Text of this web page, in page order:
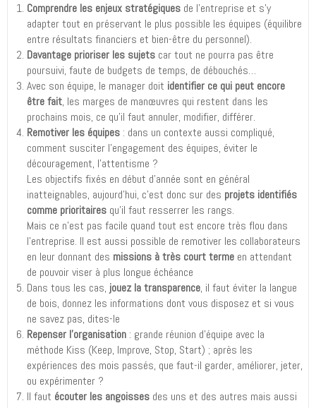
Comprendre les enjeux stratégiques de l’entreprise et s’y
adapter tout en préservant le plus possible les équipes (équilibre
entre résultats financiers et bien-être du personnel).
Davantage prioriser les sujets car tout ne pourra pas être
poursuivi, faute de budgets de temps, de débouchés…
Avec son équipe, le manager doit identifier ce qui peut encore
être fait, les marges de manœuvres qui restent dans les
prochains mois, ce qu’il faut annuler, modifier, différer.
Remotiver les équipes : dans un contexte aussi compliqué,
comment susciter l’engagement des équipes, éviter le
découragement, l’attentisme ?
Les objectifs fixés en début d’année sont en général
inatteignables, aujourd’hui, c’est donc sur des projets identifiés
comme prioritaires qu’il faut resserrer les rangs.
Mais ce n’est pas facile quand tout est encore très flou dans
l’entreprise. Il est aussi possible de remotiver les collaborateurs
en leur donnant des missions à très court terme en attendant
de pouvoir viser à plus longue échéance
Dans tous les cas, jouez la transparence, il faut éviter la langue
de bois, donnez les informations dont vous disposez et si vous
ne savez pas, dites-le
Repenser l’organisation : grande réunion d’équipe avec la
méthode Kiss (Keep, Improve, Stop, Start) ; après les
expériences des mois passés, que faut-il garder, améliorer, jeter,
ou expérimenter ?
Il faut écouter les angoisses des uns et des autres mais aussi